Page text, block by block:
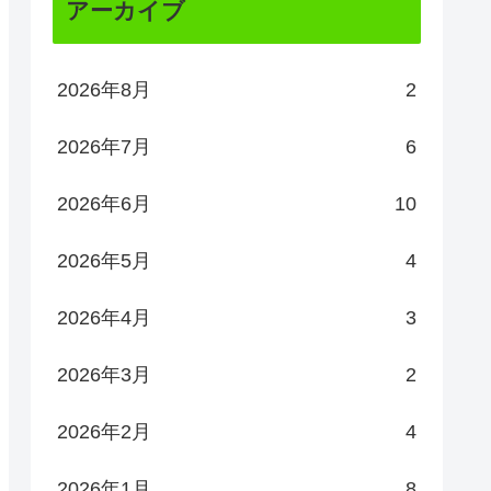
アーカイブ
2026年8月 2
2026年7月 6
2026年6月 10
2026年5月 4
2026年4月 3
2026年3月 2
2026年2月 4